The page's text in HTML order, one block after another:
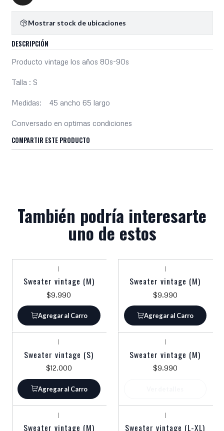
Mostrar stock de ubicaciones
DESCRIPCIÓN
Producto vintage los años 80s-90s
Talla : S
Medidas: 45 ancho 65 largo
Conversado en optimas condiciones
COMPARTIR ESTE PRODUCTO
También podría interesarte
uno de estos
|
Sweater vintage (M)
$9.990
Agregar al Carro
|
Sweater vintage (M)
$9.990
Agregar al Carro
|
Sweater vintage (S)
$12.000
Agregar al Carro
|
Sweater vintage (M)
$9.990
|
Sweater vintage (M)
|
Sweater vintage (L-XL)